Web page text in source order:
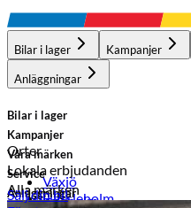
Bilar i lager Kampanjer
Anläggningar
Bilar i lager
Orter
Växjö
Hässleholm
Kampanjer
Lokala erbjudanden
Hässleholm
Våra märken
Alla märken
Service
Anläggningar
Sälj din bil